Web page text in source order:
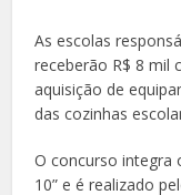
As escolas
receberão R$ 8 mil
aquisição de
das cozinhas
O concurso integra
10” e é realizado